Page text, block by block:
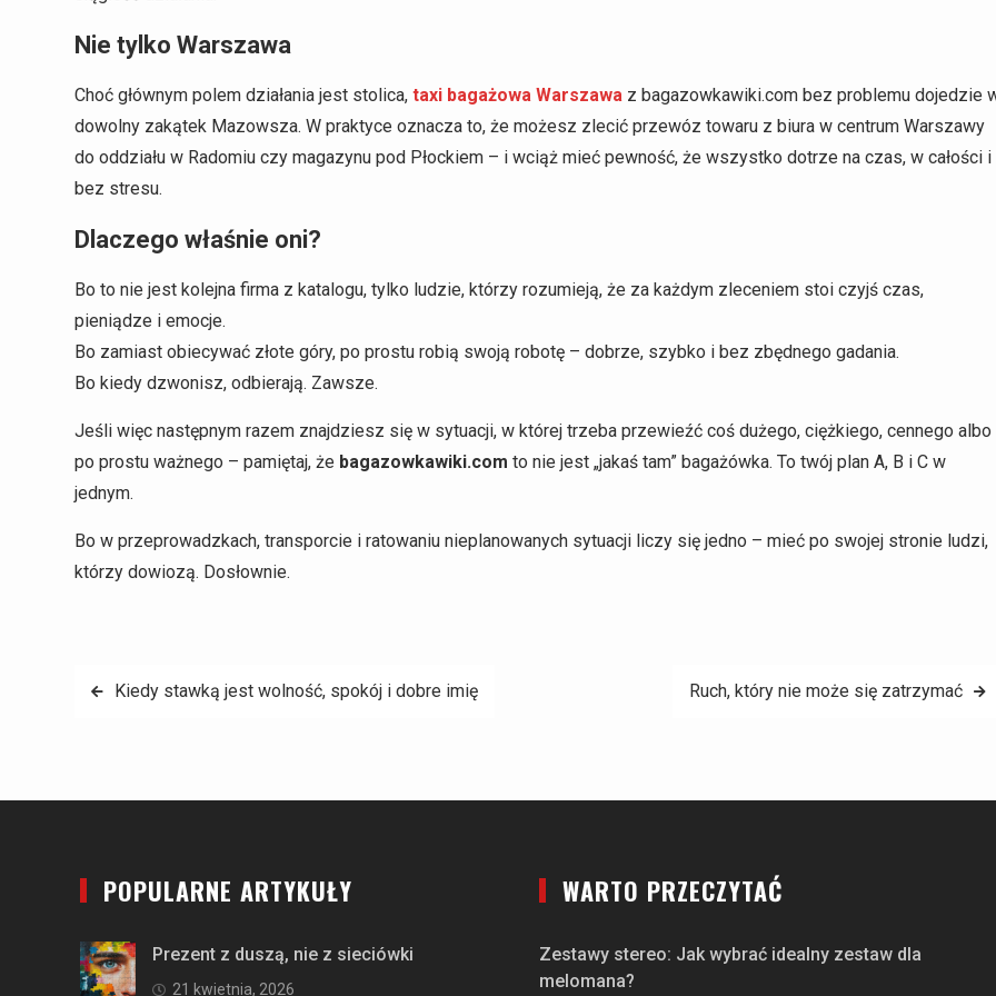
Nie tylko Warszawa
Choć głównym polem działania jest stolica, taxi bagażowa Warszawa z bagazowkawiki.com bez problemu dojedzie
dowolny zakątek Mazowsza. W praktyce oznacza to, że możesz zlecić przewóz towaru z biura w centrum Warszawy
do oddziału w Radomiu czy magazynu pod Płockiem – i wciąż mieć pewność, że wszystko dotrze na czas, w całości i
bez stresu.
Dlaczego właśnie oni?
Bo to nie jest kolejna firma z katalogu, tylko ludzie, którzy rozumieją, że za każdym zleceniem stoi czyjś czas,
pieniądze i emocje.
Bo zamiast obiecywać złote góry, po prostu robią swoją robotę – dobrze, szybko i bez zbędnego gadania.
Bo kiedy dzwonisz, odbierają. Zawsze.
Jeśli więc następnym razem znajdziesz się w sytuacji, w której trzeba przewieźć coś dużego, ciężkiego, cennego albo
po prostu ważnego – pamiętaj, że bagazowkawiki.com to nie jest „jakaś tam” bagażówka. To twój plan A, B i C w
jednym.
Bo w przeprowadzkach, transporcie i ratowaniu nieplanowanych sytuacji liczy się jedno – mieć po swojej stronie ludzi,
którzy dowiozą. Dosłownie.
Nawigacja
Kiedy stawką jest wolność, spokój i dobre imię Ruch, który nie może się zatrzymać
POPULARNE ARTYKUŁY
Prezent z duszą, nie z sieciówki
21 kwietnia, 2026
WARTO PRZECZYTAĆ
Zestawy stereo: Jak wybrać idealny zestaw dla
melomana?